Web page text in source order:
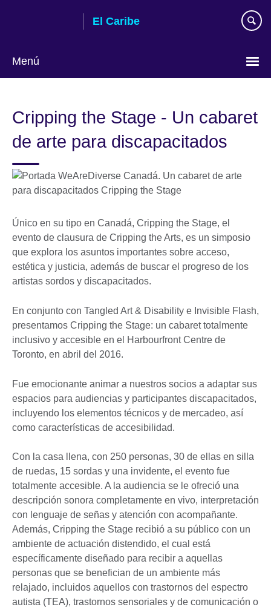
El Caribe
Menú
language
Cripping the Stage - Un cabaret
de arte para discapacitados
Único en su tipo en Canadá, Cripping the Stage, el
evento de clausura de Cripping the Arts, es un simposio
que explora los asuntos importantes sobre acceso,
estética y justicia, además de buscar el progreso de los
artistas sordos y discapacitados.
En conjunto con Tangled Art & Disability e Invisible Flash,
presentamos Cripping the Stage: un cabaret totalmente
inclusivo y accesible en el Harbourfront Centre de
Toronto, en abril del 2016.
Fue emocionante animar a nuestros socios a adaptar sus
espacios para audiencias y participantes discapacitados,
incluyendo los elementos técnicos y de mercadeo, así
como características de accesibilidad.
Con la casa llena, con 250 personas, 30 de ellas en silla
de ruedas, 15 sordas y una invidente, el evento fue
totalmente accesible. A la audiencia se le ofreció una
descripción sonora completamente en vivo, interpretación
con lenguaje de señas y atención con acompañante.
Además, Cripping the Stage recibió a su público con un
ambiente de actuación distendido, el cual está
específicamente diseñado para recibir a aquellas
personas que se benefician de un ambiente más
relajado, incluidos aquellos con trastornos del espectro
autista (TEA), trastornos sensoriales y de comunicación o